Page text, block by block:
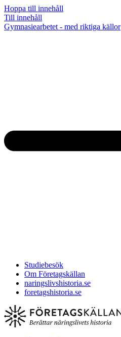
Hoppa till innehåll
Till innehåll
Gymnasiearbetet - med riktiga källor
Studiebesök
Om Företagskällan
naringslivshistoria.se
foretagshistoria.se